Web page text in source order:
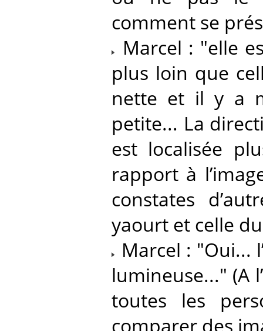
comment se
Marcel : "elle
plus loin que
nette et il y a
petite... La
est localisée
rapport à
constates
yaourt et celle
Marcel : "Oui...
lumineuse..." (A
toutes les
comparer des